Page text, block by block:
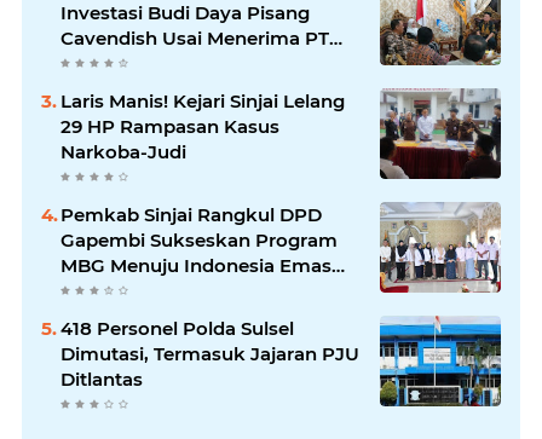
Investasi Budi Daya Pisang
Cavendish Usai Menerima PT
GGF
Laris Manis! Kejari Sinjai Lelang
29 HP Rampasan Kasus
Narkoba-Judi
Pemkab Sinjai Rangkul DPD
Gapembi Sukseskan Program
MBG Menuju Indonesia Emas
2045
418 Personel Polda Sulsel
Dimutasi, Termasuk Jajaran PJU
Ditlantas